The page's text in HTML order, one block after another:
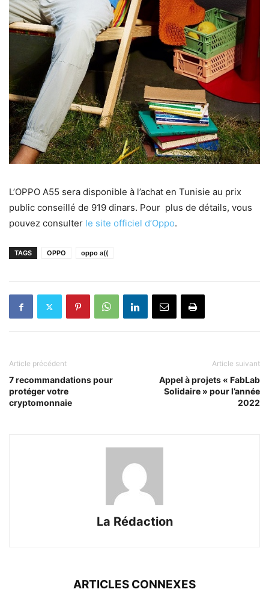
L’OPPO A55 sera disponible à l’achat en Tunisie au prix
public conseillé de 919 dinars. Pour plus de détails, vous
pouvez consulter le site officiel d’Oppo.
TAGS OPPO oppo a((
Article précédent
7 recommandations pour
protéger votre
cryptomonnaie
Article suivant
Appel à projets « FabLab
Solidaire » pour l’année
2022
La Rédaction
ARTICLES CONNEXES